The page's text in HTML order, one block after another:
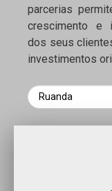
parcerias
crescimento e
dos seus
investimentos